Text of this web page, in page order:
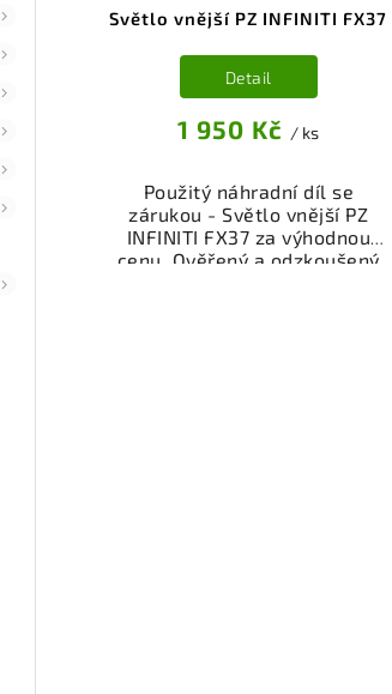
Světlo vnější PZ INFINITI FX37
1 950 Kč / ks
Detail
Použitý náhradní díl se
zárukou - Světlo vnější PZ
INFINITI FX37 za výhodnou
cenu. Ověřený a odzkoušený